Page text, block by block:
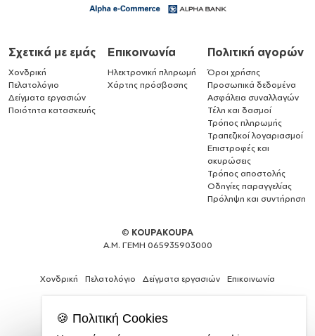
Σχετικά με εμάς
Χονδρική
Πελατολόγιο
Δείγματα εργασιών
Ποιότητα κατασκευής
Επικοινωνία
Ηλεκτρονική πληρωμή
Χάρτης πρόσβασης
Πολιτική αγορών
Όροι χρήσης
Προσωπικά δεδομένα
Ασφάλεια συναλλαγών
Τέλη και δασμοί
Τρόπος πληρωμής
Τραπεζικοί λογαριασμοί
Επιστροφές και
ακυρώσεις
Τρόπος αποστολής
Οδηγίες παραγγελίας
Πρόληψη και συντήρηση
© KOUPAKOUPA
Α.Μ. ΓΕΜΗ 065935903000
Χονδρική Πελατολόγιο Δείγματα εργασιών Επικοινωνία
🍪 Πολιτική Cookies